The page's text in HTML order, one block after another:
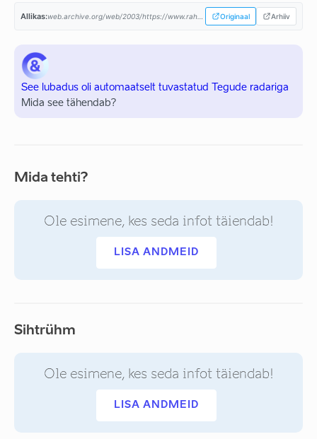
Allikas: Originaal Arhiiv
See lubadus oli automaatselt tuvastatud Tegude radariga
Mida see tähendab?
Mida tehti?
Ole esimene, kes seda infot täiendab!
LISA ANDMEID
Sihtrühm
Ole esimene, kes seda infot täiendab!
LISA ANDMEID